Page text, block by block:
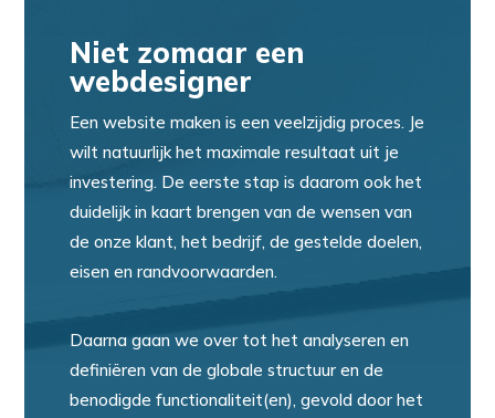
Niet zomaar een
webdesigner
Een website maken is een veelzijdig proces. Je
wilt natuurlijk het maximale resultaat uit je
investering. De eerste stap is daarom ook het
duidelijk in kaart brengen van de wensen van
de onze klant, het bedrijf, de gestelde doelen,
eisen en randvoorwaarden.
Daarna gaan we over tot het analyseren en
definiëren van de globale structuur en de
benodigde functionaliteit(en), gevold door het